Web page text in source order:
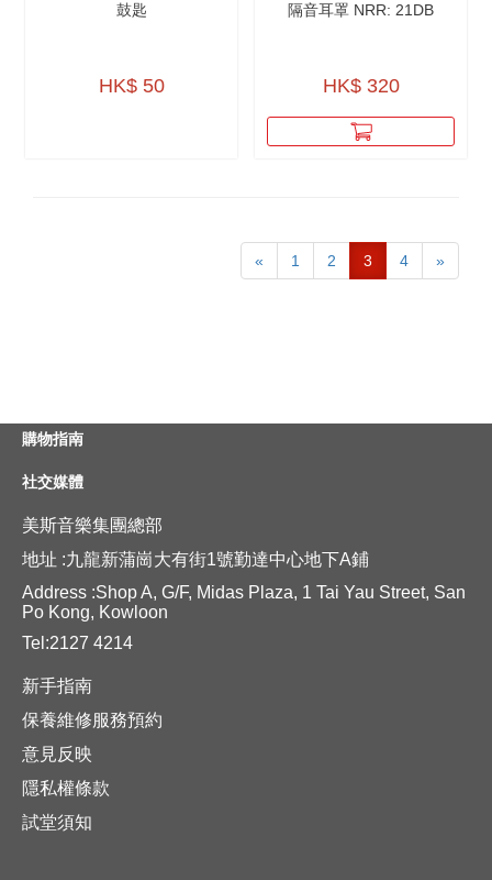
鼓匙
HK$ 50
隔音耳罩 NRR: 21DB
HK$ 320
« 1 2 3 4 »
購物指南
社交媒體
美斯音樂集團總部
地址 :九龍新蒲崗大有街1號勤達中心地下A鋪
Address :Shop A, G/F, Midas Plaza, 1 Tai Yau Street, San
Po Kong, Kowloon
Tel:2127 4214
新手指南
保養維修服務預約
意見反映
隱私權條款
試堂須知